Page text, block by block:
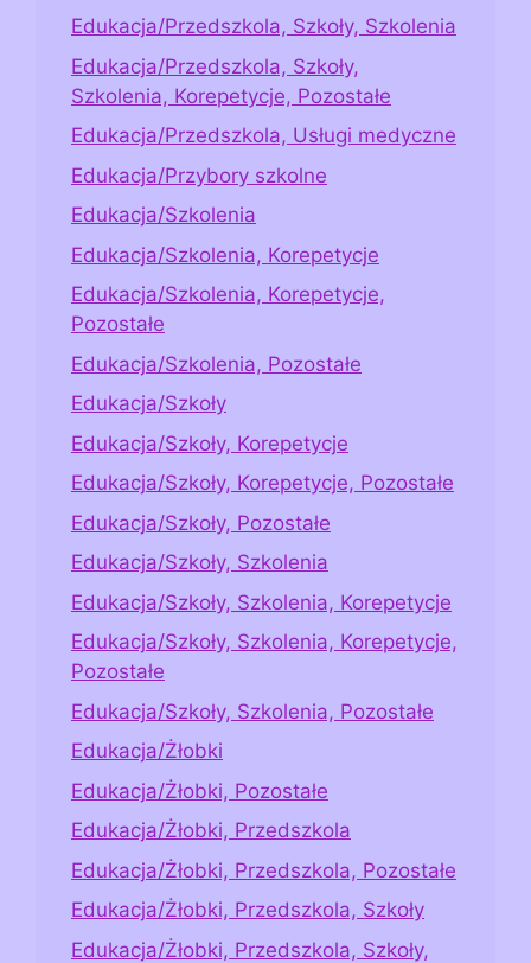
Edukacja/Przedszkola, Szkoły, Szkolenia
Edukacja/Przedszkola, Szkoły,
Szkolenia, Korepetycje, Pozostałe
Edukacja/Przedszkola, Usługi medyczne
Edukacja/Przybory szkolne
Edukacja/Szkolenia
Edukacja/Szkolenia, Korepetycje
Edukacja/Szkolenia, Korepetycje,
Pozostałe
Edukacja/Szkolenia, Pozostałe
Edukacja/Szkoły
Edukacja/Szkoły, Korepetycje
Edukacja/Szkoły, Korepetycje, Pozostałe
Edukacja/Szkoły, Pozostałe
Edukacja/Szkoły, Szkolenia
Edukacja/Szkoły, Szkolenia, Korepetycje
Edukacja/Szkoły, Szkolenia, Korepetycje,
Pozostałe
Edukacja/Szkoły, Szkolenia, Pozostałe
Edukacja/Żłobki
Edukacja/Żłobki, Pozostałe
Edukacja/Żłobki, Przedszkola
Edukacja/Żłobki, Przedszkola, Pozostałe
Edukacja/Żłobki, Przedszkola, Szkoły
Edukacja/Żłobki, Przedszkola, Szkoły,